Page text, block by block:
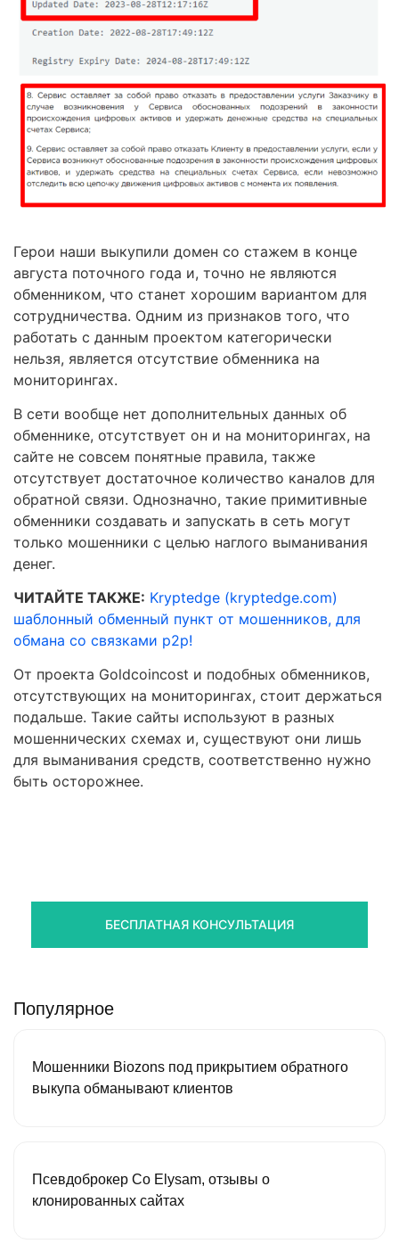
Герои наши выкупили домен со стажем в конце
августа поточного года и, точно не являются
обменником, что станет хорошим вариантом для
сотрудничества. Одним из признаков того, что
работать с данным проектом категорически
нельзя, является отсутствие обменника на
мониторингах.
В сети вообще нет дополнительных данных об
обменнике, отсутствует он и на мониторингах, на
сайте не совсем понятные правила, также
отсутствует достаточное количество каналов для
обратной связи. Однозначно, такие примитивные
обменники создавать и запускать в сеть могут
только мошенники с целью наглого выманивания
денег.
ЧИТАЙТЕ ТАКЖЕ: Kryptedge (kryptedge.com)
шаблонный обменный пункт от мошенников, для
обмана со связками р2р!
От проекта Goldcoincost и подобных обменников,
отсутствующих на мониторингах, стоит держаться
подальше. Такие сайты используют в разных
мошеннических схемах и, существуют они лишь
для выманивания средств, соответственно нужно
быть осторожнее.
БЕСПЛАТНАЯ КОНСУЛЬТАЦИЯ
Популярное
Мошенники Biozons под прикрытием обратного
выкупа обманывают клиентов
Псевдоброкер Co Elysam, отзывы о
клонированных сайтах